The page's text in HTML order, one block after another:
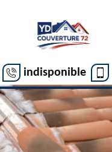
indisponible